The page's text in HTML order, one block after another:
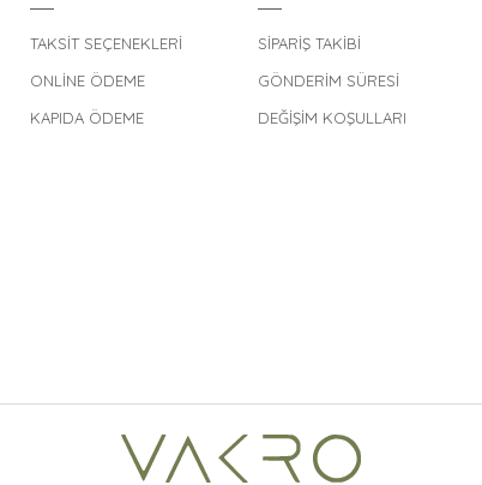
TAKSİT SEÇENEKLERİ
ONLİNE ÖDEME
KAPIDA ÖDEME
SİPARİŞ TAKİBİ
GÖNDERİM SÜRESİ
DEĞİŞİM KOŞULLARI